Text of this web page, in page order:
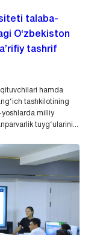
talaba-
O‘zbekiston
tashrif
hamda
tashkilotining
yoshlarda milliy
tuyg‘ularini...